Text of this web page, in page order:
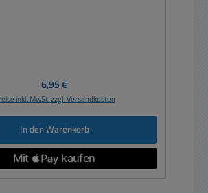
Regulärer Preis:
6,95 €
inkl. MwSt. zzgl. Versandkosten
In den Warenkorb